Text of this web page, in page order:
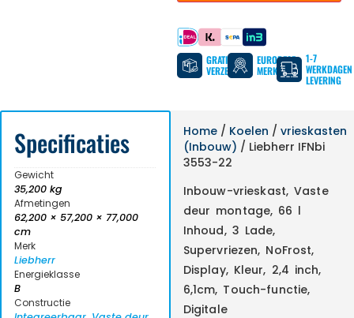
Betaal met
GRATIS
VERZENDING
EUROPESE
MERKEN
1-7
WERKDAGEN
LEVERING
Specificaties
Gewicht
35,200 kg
Afmetingen
62,200 × 57,200 × 77,000
cm
Merk
Liebherr
Energieklasse
B
Constructie
Home/ Koelen / vrieskasten
(Inbouw) / Liebherr IFNbi
3553-22
Inbouw-vrieskast, Vaste
deur montage, 66 l
Inhoud, 3 Lade,
Supervriezen, NoFrost,
Display, Kleur, 2,4 inch,
6,1cm, Touch-functie,
Digitale